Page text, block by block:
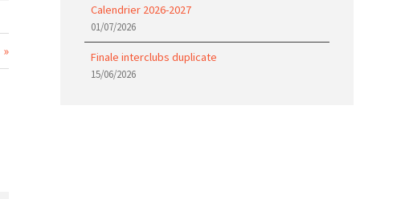
Calendrier 2026-2027
01/07/2026
Finale interclubs duplicate
15/06/2026